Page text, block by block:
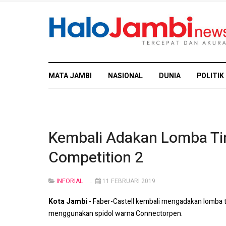
MATA JAMBI NASIONAL DUNIA POLITIK
Kembali Adakan Lomba
Competition 2
INFORIAL 11 FEBRUARI 2019
Kota Jambi - Faber-Castell kembali mengadakan
menggunakan spidol warna Connectorpen.